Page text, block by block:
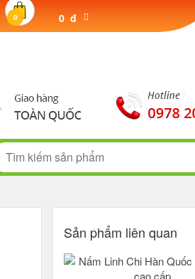
0 0 đ
Sản phẩm liên quan